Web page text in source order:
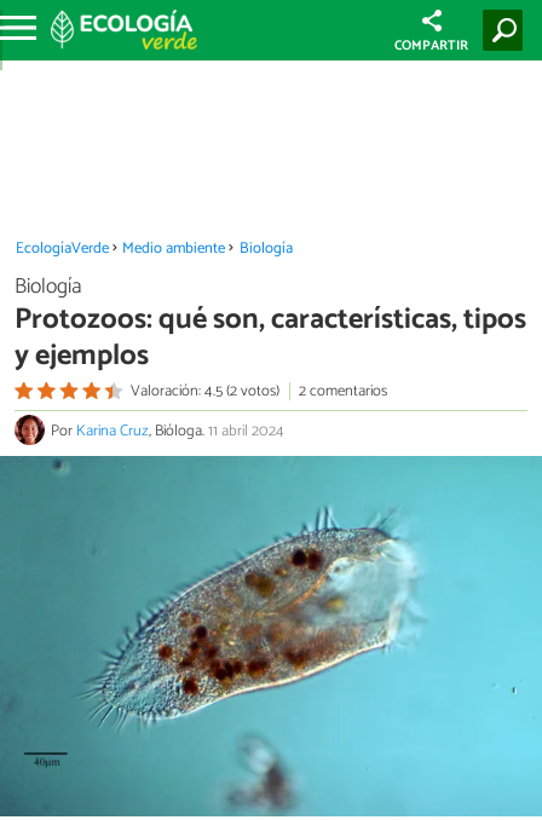
COMPARTIR
EcologíaVerde Medio ambiente Biología
Biología
Protozoos: qué son, características, tipos
y ejemplos
Valoración: 4.5 (2 votos)
2 comentarios
PorKarina Cruz, Bióloga.11 abril 2024